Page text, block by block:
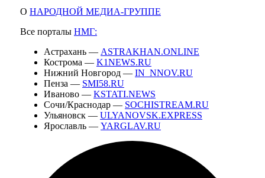
О НАРОДНОЙ МЕДИА-ГРУППЕ
Все порталы НМГ:
Астрахань — ASTRAKHAN.ONLINE
Кострома — K1NEWS.RU
Нижний Новгород — IN_NNOV.RU
Пенза — SMI58.RU
Иваново — KSTATI.NEWS
Сочи/Краснодар — SOCHISTREAM.RU
Ульяновск — ULYANOVSK.EXPRESS
Ярославль — YARGLAV.RU